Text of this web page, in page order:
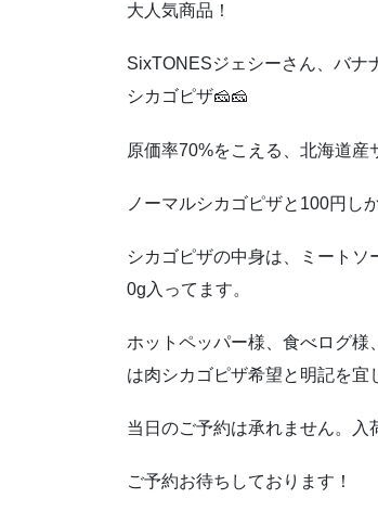
大人気商品！
SixTONESジェシーさん、バナ
シカゴピザ🧀🧀
原価率70%をこえる、北海道産
ノーマルシカゴピザと100円し
シカゴピザの中身は、ミート
0g入ってます。
ホットペッパー様、食べログ
は肉シカゴピザ希望と明記を宜
当日のご予約は承れません。入
ご予約お待ちしております！